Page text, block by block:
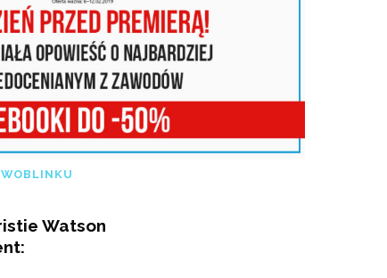
Watson